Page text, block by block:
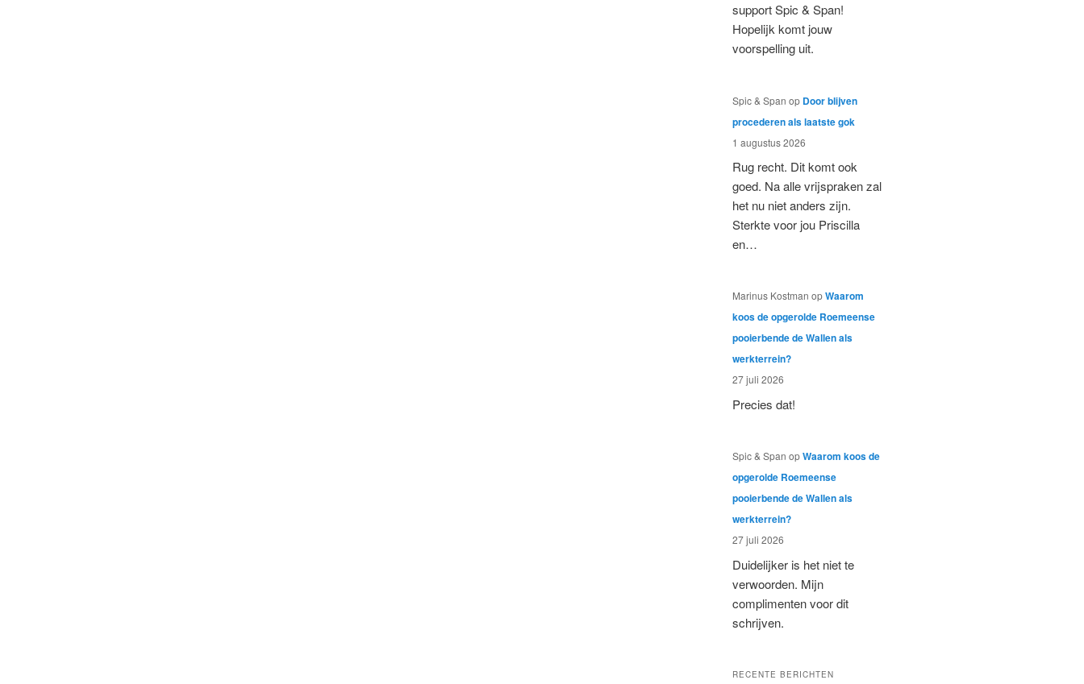
support Spic & Span!
Hopelijk komt jouw
voorspelling uit.
Spic & Span op Door blijven
procederen als laatste gok
1 augustus 2026
Rug recht. Dit komt ook
goed. Na alle vrijspraken zal
het nu niet anders zijn.
Sterkte voor jou Priscilla
en…
Marinus Kostman opWaarom
koos de opgerolde Roemeense
pooierbende de Wallen als
werkterrein?
27 juli 2026
Precies dat!
Spic & Span opWaarom koos de
opgerolde Roemeense
pooierbende de Wallen als
werkterrein?
27 juli 2026
Duidelijker is het niet te
verwoorden. Mijn
complimenten voor dit
schrijven.
RECENTE BERICHTEN